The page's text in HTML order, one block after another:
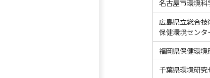
名古屋市環境
広島県立総合技
保健環境センタ
福岡県保健環境
千葉県環境研究